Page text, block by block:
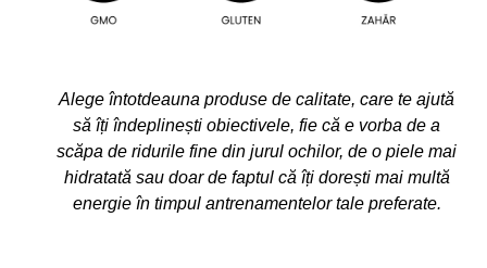
Alege întotdeauna produse de calitate, care te ajută
să îți îndeplinești obiectivele, fie că e vorba de a
scăpa de ridurile fine din jurul ochilor, de o piele mai
hidratată sau doar de faptul că îți dorești mai multă
energie în timpul antrenamentelor tale preferate.